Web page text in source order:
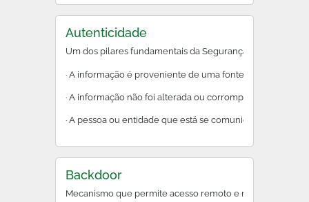
Autenticidade
Um dos pilares fundamentais da Segurança da
· A informação é proveniente de uma fonte legítima e
· A informação não foi alterada ou corrompida durante a
· A pessoa ou entidade que está se comunicando é quem
Backdoor
Mecanismo que permite acesso remoto e não